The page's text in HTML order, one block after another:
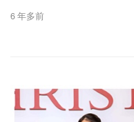
6 年多前